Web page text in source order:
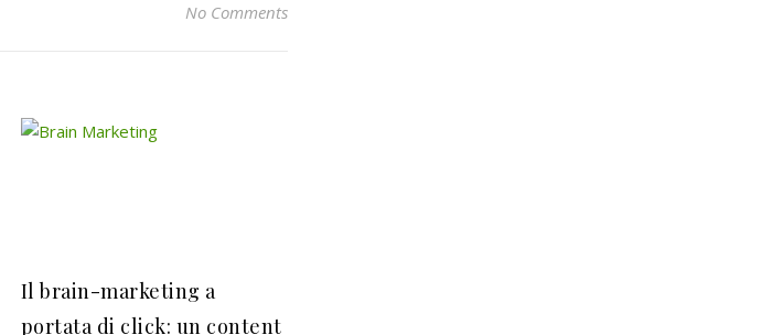
No Comments
Il brain-marketing a
portata di click: un content